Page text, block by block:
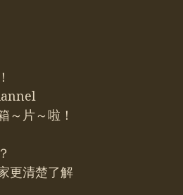
～片～啦！
更清楚了解